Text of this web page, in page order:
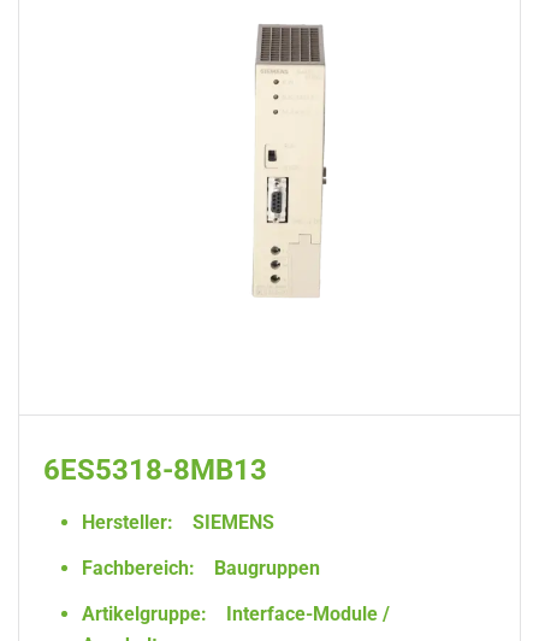
6ES5318-8MB13
Hersteller:
SIEMENS
Fachbereich:
Baugruppen
Artikelgruppe:
Interface-Module /